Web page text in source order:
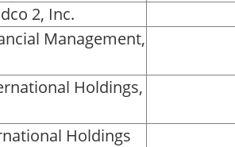
2, Inc.
Management,
Holdings,
Holdings